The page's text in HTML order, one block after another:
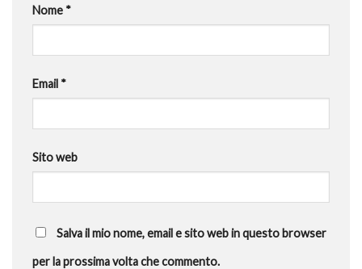
Nome *
Email *
Sito web
Salva il mio nome, email e sito web in questo browser
per la prossima volta che commento.